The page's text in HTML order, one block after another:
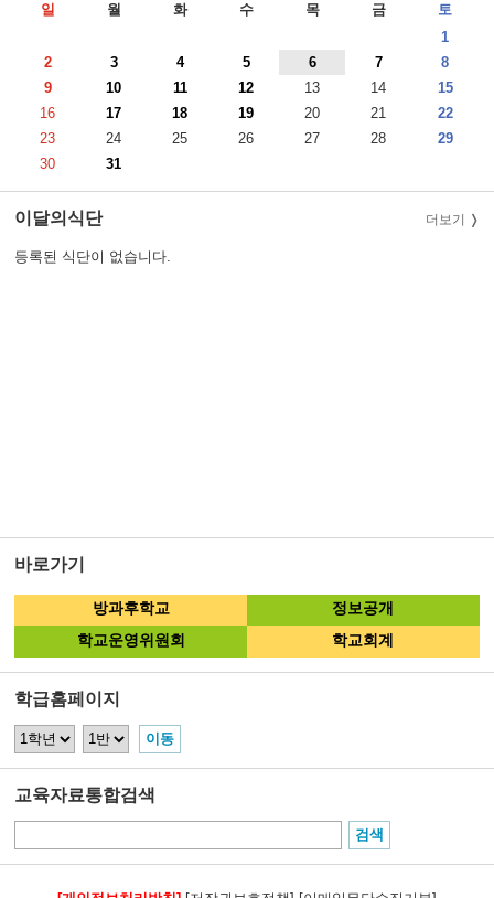
일
월 화 수 목 금
토
1
2
3 4 5 6 7
8
9
10 11 12 13 14
15
16
17 18 19 20 21
22
23
24 25 26 27 28
29
30
31
이달의식단 더보기
등록된 식단이 없습니다.
바로가기
방과후학교
정보공개
학교운영위원회
학교회계
학급홈페이지
교육자료통합검색